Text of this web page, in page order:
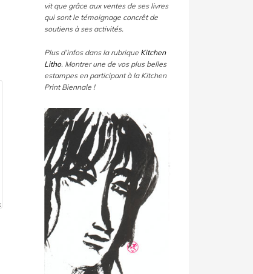
vit que grâce aux ventes de ses livres
qui sont le témoignage concrêt de
soutiens à ses activités.
Plus d’infos dans la rubrique Kitchen
Litho. Montrer une de vos plus belles
estampes en participant à la Kitchen
Print Biennale !